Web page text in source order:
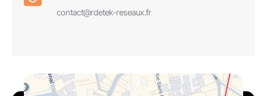
contact@rdetek-reseaux.fr